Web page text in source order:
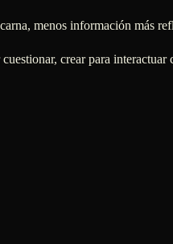
menos información más
crear para